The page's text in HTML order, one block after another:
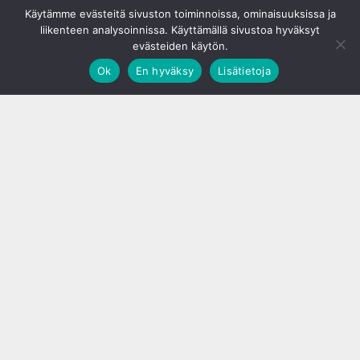
Käytämme evästeitä sivuston toiminnoissa, ominaisuuksissa ja
liikenteen analysoinnissa. Käyttämällä sivustoa hyväksyt
evästeiden käytön.
Ok
En hyväksy Lisätietoja